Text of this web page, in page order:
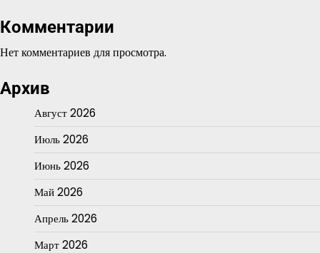
Комментарии
Нет комментариев для просмотра.
Архив
Август 2026
Июль 2026
Июнь 2026
Май 2026
Апрель 2026
Март 2026